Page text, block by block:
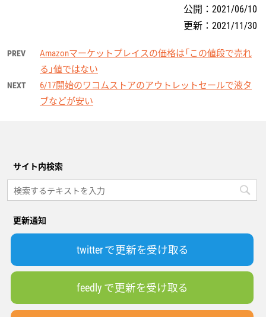
公開： 2021/06/10
更新： 2021/11/30
PREV
Amazonマーケットプレイスの価格は「この値段で売れ
る」値ではない
NEXT
6/17開始のワコムストアのアウトレットセールで液タ
ブなどが安い
サイト内検索
更新通知
twitter で更新を受け取る
feedly で更新を受け取る